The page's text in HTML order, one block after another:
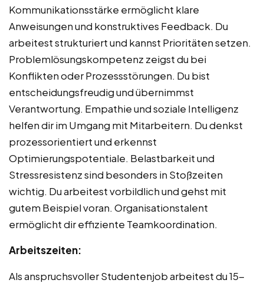
Kommunikationsstärke ermöglicht klare
Anweisungen und konstruktives Feedback. Du
arbeitest strukturiert und kannst Prioritäten setzen.
Problemlösungskompetenz zeigst du bei
Konflikten oder Prozessstörungen. Du bist
entscheidungsfreudig und übernimmst
Verantwortung. Empathie und soziale Intelligenz
helfen dir im Umgang mit Mitarbeitern. Du denkst
prozessorientiert und erkennst
Optimierungspotentiale. Belastbarkeit und
Stressresistenz sind besonders in Stoßzeiten
wichtig. Du arbeitest vorbildlich und gehst mit
gutem Beispiel voran. Organisationstalent
ermöglicht dir effiziente Teamkoordination.
Arbeitszeiten:
Als anspruchsvoller Studentenjob arbeitest du 15-